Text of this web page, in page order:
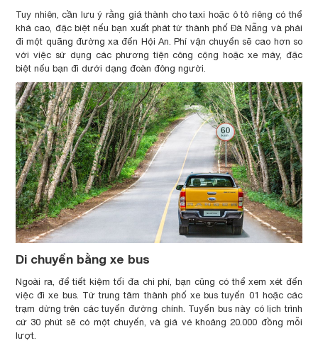
Tuy nhiên, cần lưu ý rằng giá thành cho taxi hoặc ô tô riêng có thể
khá cao, đặc biệt nếu bạn xuất phát từ thành phố Đà Nẵng và phải
đi một quãng đường xa đến Hội An. Phí vận chuyển sẽ cao hơn so
với việc sử dụng các phương tiện công cộng hoặc xe máy, đặc
biệt nếu bạn đi dưới dạng đoàn đông người.
Di chuyển bằng xe bus
Ngoài ra, để tiết kiệm tối đa chi phí, bạn cũng có thể xem xét đến
việc đi xe bus. Từ trung tâm thành phố xe bus tuyến 01 hoặc các
trạm dừng trên các tuyến đường chính. Tuyến bus này có lịch trình
cứ 30 phút sẽ có một chuyến, và giá vé khoảng 20.000 đồng mỗi
lượt.